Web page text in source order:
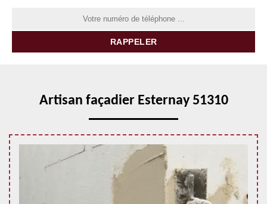
Artisan façadier Esternay 51310